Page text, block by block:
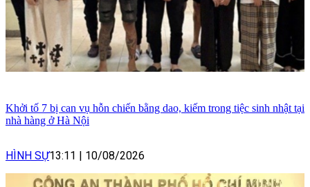
Khởi tố 7 bị can vụ hỗn chiến bằng dao, kiếm trong tiệc sinh nhật tại
nhà hàng ở Hà Nội
HÌNH SỰ13:11 10/08/2026